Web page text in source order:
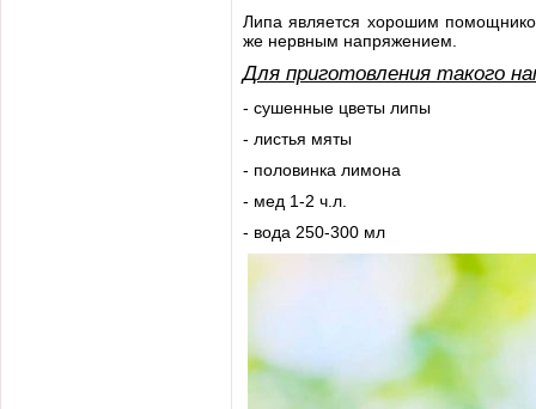
Липа является хорошим
же нервным напряжением.
Для приготовления такого
- сушенные цветы липы
- листья мяты
- половинка лимона
- мед 1-2 ч.л.
- вода 250-300 мл